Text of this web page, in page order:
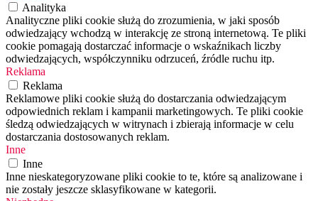
Analityka
Analityczne pliki cookie służą do zrozumienia, w jaki sposób
odwiedzający wchodzą w interakcję ze stroną internetową. Te pliki
cookie pomagają dostarczać informacje o wskaźnikach liczby
odwiedzających, współczynniku odrzuceń, źródle ruchu itp.
Reklama
Reklama
Reklamowe pliki cookie służą do dostarczania odwiedzającym
odpowiednich reklam i kampanii marketingowych. Te pliki cookie
śledzą odwiedzających w witrynach i zbierają informacje w celu
dostarczania dostosowanych reklam.
Inne
Inne
Inne nieskategoryzowane pliki cookie to te, które są analizowane i
nie zostały jeszcze sklasyfikowane w kategorii.